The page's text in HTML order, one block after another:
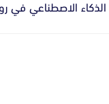
الاصطناعي في